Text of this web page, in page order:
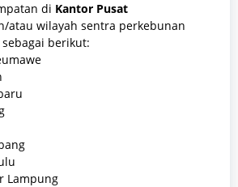
di Kantor Pusat
atau wilayah sentra perkebunan
berikut:
Lampung